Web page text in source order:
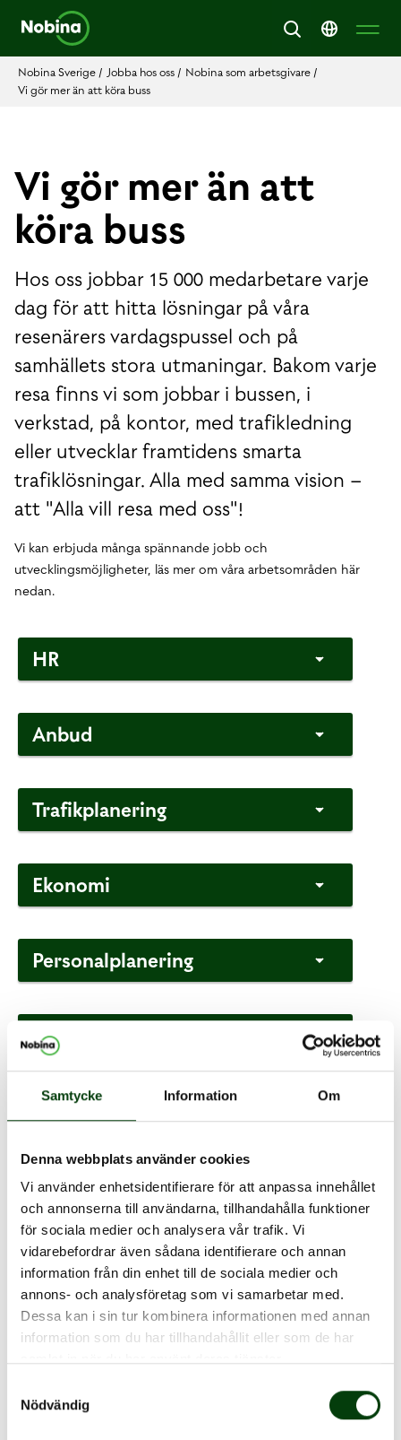
Samtycke Information Om
Denna webbplats använder cookies
Vi använder enhetsidentifierare för att anpassa innehållet
och annonserna till användarna, tillhandahålla funktioner
för sociala medier och analysera vår trafik. Vi
vidarebefordrar även sådana identifierare och annan
information från din enhet till de sociala medier och
annons- och analysföretag som vi samarbetar med.
Dessa kan i sin tur kombinera informationen med annan
information som du har tillhandahållit eller som de har
Nödvändig
Nobina Sverige / Jobba hos oss / Nobina som arbetsgivare /
Vi gör mer än att köra buss
Vi gör mer än att
köra buss
Hos oss jobbar 15 000 medarbetare varje
dag för att hitta lösningar på våra
resenärers vardagspussel och på
samhällets stora utmaningar. Bakom varje
resa finns vi som jobbar i bussen, i
verkstad, på kontor, med trafikledning
eller utvecklar framtidens smarta
trafiklösningar. Alla med samma vision –
att "Alla vill resa med oss"!
Vi kan erbjuda många spännande jobb och
utvecklingsmöjligheter, läs mer om våra arbetsområden här
nedan.
HR
Anbud
Trafikplanering
Ekonomi
Personalplanering
IT
Trafikledning
Inköp
Fastighet
Teknik
Marknad